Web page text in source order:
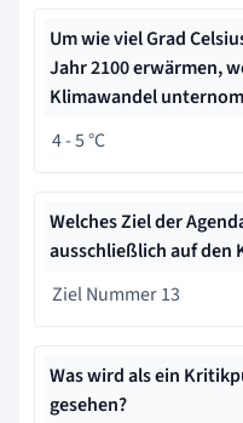
Um wie viel Grad
Jahr 2100 erwärmen,
Klimawandel
4 - 5 °C
Welches Ziel der
ausschließlich auf den
Ziel Nummer 13
Was wird als ein
gesehen?